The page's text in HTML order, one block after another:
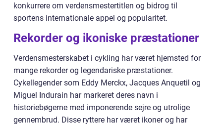
konkurrere om verdensmestertitlen og bidrog til
sportens internationale appel og popularitet.
Rekorder og ikoniske præstationer
Verdensmesterskabet i cykling har været hjemsted for
mange rekorder og legendariske præstationer.
Cykellegender som Eddy Merckx, Jacques Anquetil og
Miguel Indurain har markeret deres navn i
historiebøgerne med imponerende sejre og utrolige
gennembrud. Disse ryttere har været ikoner og har